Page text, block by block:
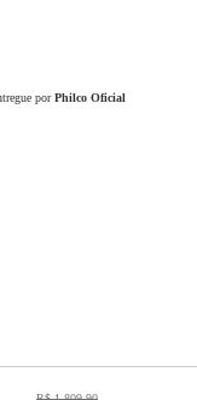
por Philco Oficial